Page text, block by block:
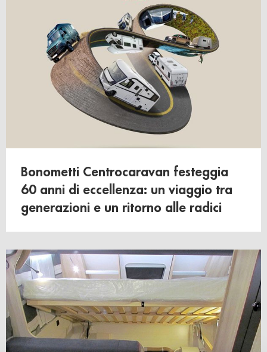
Bonometti Centrocaravan festeggia
60 anni di eccellenza: un viaggio tra
generazioni e un ritorno alle radici